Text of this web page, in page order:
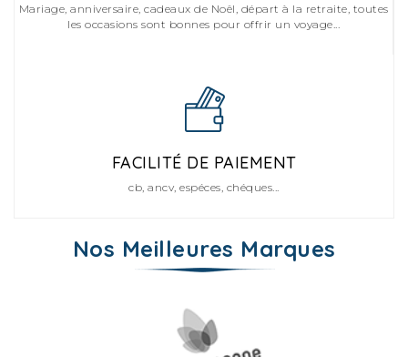
Mariage, anniversaire, cadeaux de Noêl, départ à la retraite, toutes
les occasions sont bonnes pour offrir un voyage...
FACILITÉ DE PAIEMENT
cb, ancv, espéces, chéques...
Nos Meilleures Marques